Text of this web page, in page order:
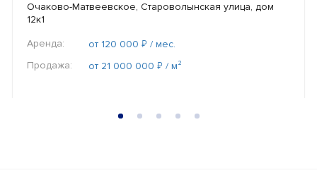
Очаково-Матвеевское, Староволынская улица, дом
12к1
Аренда:
от 120 000 ₽ / мес.
Продажа:
от 21 000 000 ₽ / м²